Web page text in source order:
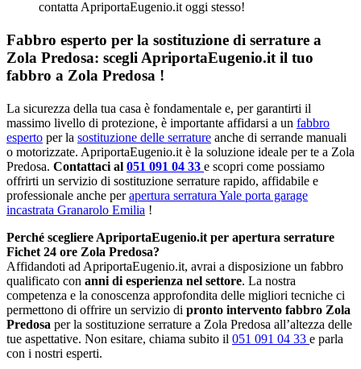
contatta ApriportaEugenio.it oggi stesso!
Fabbro esperto per la sostituzione di serrature a
Zola Predosa: scegli ApriportaEugenio.it il tuo
fabbro a Zola Predosa !
La sicurezza della tua casa è fondamentale e, per garantirti il
massimo livello di protezione, è importante affidarsi a un fabbro
esperto per la sostituzione delle serrature anche di serrande manuali
o motorizzate. ApriportaEugenio.it è la soluzione ideale per te a Zola
Predosa. Contattaci al 051 091 04 33 e scopri come possiamo
offrirti un servizio di sostituzione serrature rapido, affidabile e
professionale anche perapertura serratura Yale porta garage
incastrata Granarolo Emilia !
Perché scegliere ApriportaEugenio.it per apertura serrature
Fichet 24 ore Zola Predosa?
Affidandoti ad ApriportaEugenio.it, avrai a disposizione un fabbro
qualificato con anni di esperienza nel settore. La nostra
competenza e la conoscenza approfondita delle migliori tecniche ci
permettono di offrire un servizio di pronto intervento fabbro Zola
Predosa per la sostituzione serrature a Zola Predosa all’altezza delle
tue aspettative. Non esitare, chiama subito il 051 091 04 33 e parla
con i nostri esperti.